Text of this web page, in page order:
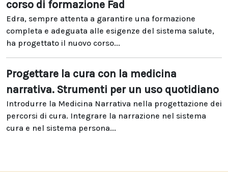
corso di formazione Fad
Edra, sempre attenta a garantire una formazione
completa e adeguata alle esigenze del sistema salute,
ha progettato il nuovo corso...
Progettare la cura con la medicina
narrativa. Strumenti per un uso quotidiano
Introdurre la Medicina Narrativa nella progettazione dei
percorsi di cura. Integrare la narrazione nel sistema
cura e nel sistema persona...